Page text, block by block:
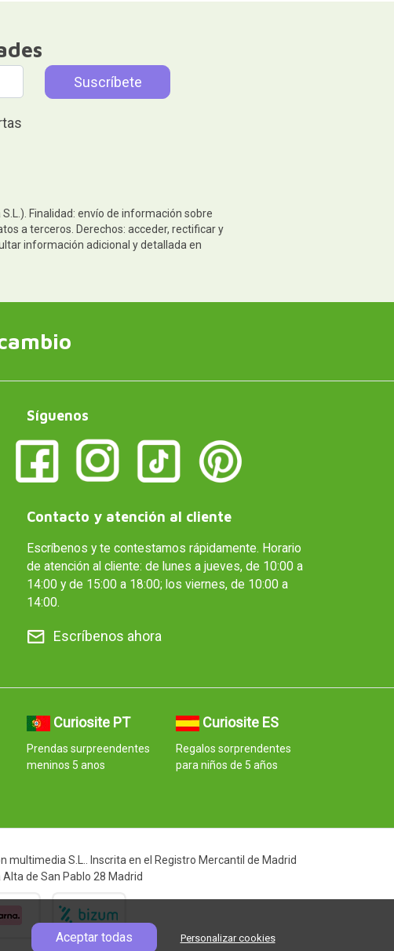
Finalidad: envío de información sobre
a terceros. Derechos: acceder, rectificar y
información adicional y detallada en
Síguenos
Contacto y atención al cliente
Escríbenos y te contestamos rápidamente. Horario
de atención al cliente: de lunes a jueves, de 10:00 a
14:00 y de 15:00 a 18:00; los viernes, de 10:00 a
14:00.
Escríbenos ahora
Curiosite PT
Prendas surpreendentes
meninos 5 anos
Curiosite ES
Regalos sorprendentes
para niños de 5 años
S.L.. Inscrita en el Registro Mercantil de Madrid
de San Pablo 28 Madrid
Aceptar todas Personalizar cookies